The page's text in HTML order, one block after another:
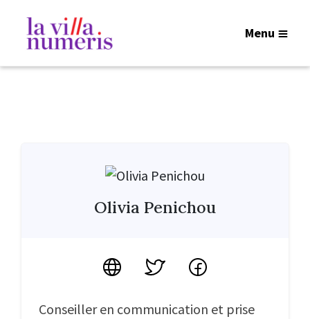
Menu
Olivia Penichou
Site Twitter Facebook
Conseiller en communication et prise